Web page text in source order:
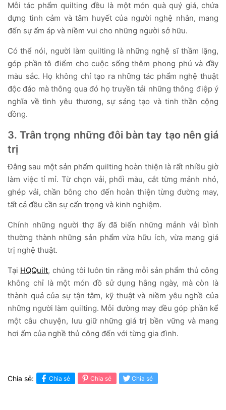
Mỗi tác phẩm quilting đều là một món quà quý giá, chứa
đựng tình cảm và tâm huyết của người nghệ nhân, mang
đến sự ấm áp và niềm vui cho những người sở hữu.
Có thể nói, người làm quilting là những nghệ sĩ thầm lặng,
góp phần tô điểm cho cuộc sống thêm phong phú và đầy
màu sắc. Họ không chỉ tạo ra những tác phẩm nghệ thuật
độc đáo mà thông qua đó họ truyền tải những thông điệp ý
nghĩa về tình yêu thương, sự sáng tạo và tinh thần cộng
đồng.
3. Trân trọng những đôi bàn tay tạo nên giá
trị
Đằng sau một sản phẩm quilting hoàn thiện là rất nhiều giờ
làm việc tỉ mỉ. Từ chọn vải, phối màu, cắt từng mảnh nhỏ,
ghép vải, chần bông cho đến hoàn thiện từng đường may,
tất cả đều cần sự cẩn trọng và kinh nghiệm.
Chính những người thợ ấy đã biến những mảnh vải bình
thường thành những sản phẩm vừa hữu ích, vừa mang giá
trị nghệ thuật.
Tại HQQuilt, chúng tôi luôn tin rằng mỗi sản phẩm thủ công
không chỉ là một món đồ sử dụng hằng ngày, mà còn là
thành quả của sự tận tâm, kỹ thuật và niềm yêu nghề của
những người làm quilting. Mỗi đường may đều góp phần kể
một câu chuyện, lưu giữ những giá trị bền vững và mang
hơi ấm của nghề thủ công đến với từng gia đình.
Chia sẻ: Chia sẻ Chia sẻ Chia sẻ